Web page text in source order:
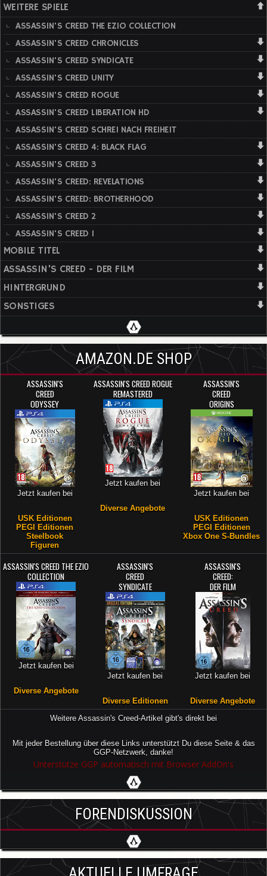
WEITERE SPIELE
ASSASSIN'S CREED THE EZIO COLLECTION
ASSASSIN'S CREED CHRONICLES
ASSASSIN'S CREED SYNDICATE
ASSASSIN'S CREED UNITY
ASSASSIN'S CREED ROGUE
ASSASSIN'S CREED LIBERATION HD
ASSASSIN'S CREED SCHREI NACH FREIHEIT
ASSASSIN'S CREED 4: BLACK FLAG
ASSASSIN'S CREED 3
ASSASSIN'S CREED: REVELATIONS
ASSASSIN'S CREED: BROTHERHOOD
ASSASSIN'S CREED 2
ASSASSIN'S CREED 1
MOBILE TITEL
ASSASSIN'S CREED - DER FILM
HINTERGRUND
SONSTIGES
AMAZON.DE SHOP
ASSASSIN'S
CREED
ODYSSEY
Jetzt kaufen bei
USK Editionen
PEGI Editionen
Steelbook
Figuren
ASSASSIN'S CREED ROGUE
REMASTERED
Jetzt kaufen bei
Diverse Angebote
ASSASSIN'S
CREED
ORIGINS
Jetzt kaufen bei
USK Editionen
PEGI Editionen
Xbox One S-Bundles
ASSASSIN'S CREED THE EZIO
COLLECTION
Jetzt kaufen bei
Diverse Angebote
ASSASSIN'S
CREED
SYNDICATE
Jetzt kaufen bei
Diverse Editionen
ASSASSIN'S
CREED:
DER FILM
Jetzt kaufen bei
Diverse Angebote
Weitere Assassin's Creed-Artikel gibt's direkt bei
Mit jeder Bestellung über diese Links unterstützt Du diese Seite & das
GGP-Netzwerk, danke!
Unterstütze GGP automatisch mit Browser AddOn's
FORENDISKUSSION